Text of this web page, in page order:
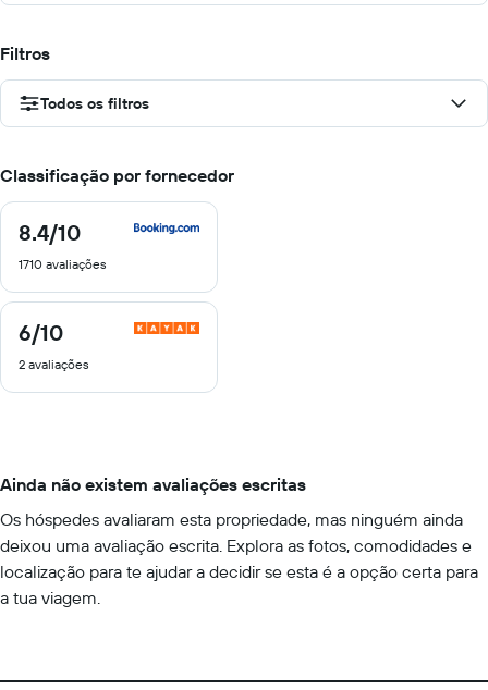
Filtros
Todos os filtros
Classificação por fornecedor
8.4/10
8.4
10
1710 avaliações
6/10
6
de
10
2 avaliações
Ainda não existem avaliações escritas
Os hóspedes avaliaram esta propriedade, mas ninguém ainda
deixou uma avaliação escrita. Explora as fotos, comodidades e
localização para te ajudar a decidir se esta é a opção certa para
a tua viagem.